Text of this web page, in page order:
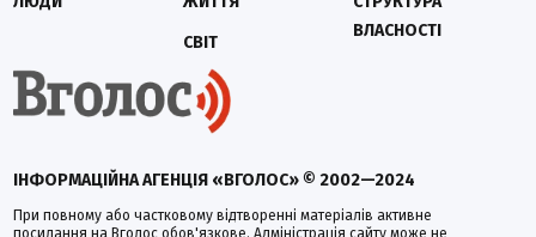
ІНФОРМАЦІЙНА АГЕНЦІЯ «ВГОЛОС» © 2002—2024
При повному або частковому відтворенні матеріалів активне
СВІТ
ВЛАСНОСТІ